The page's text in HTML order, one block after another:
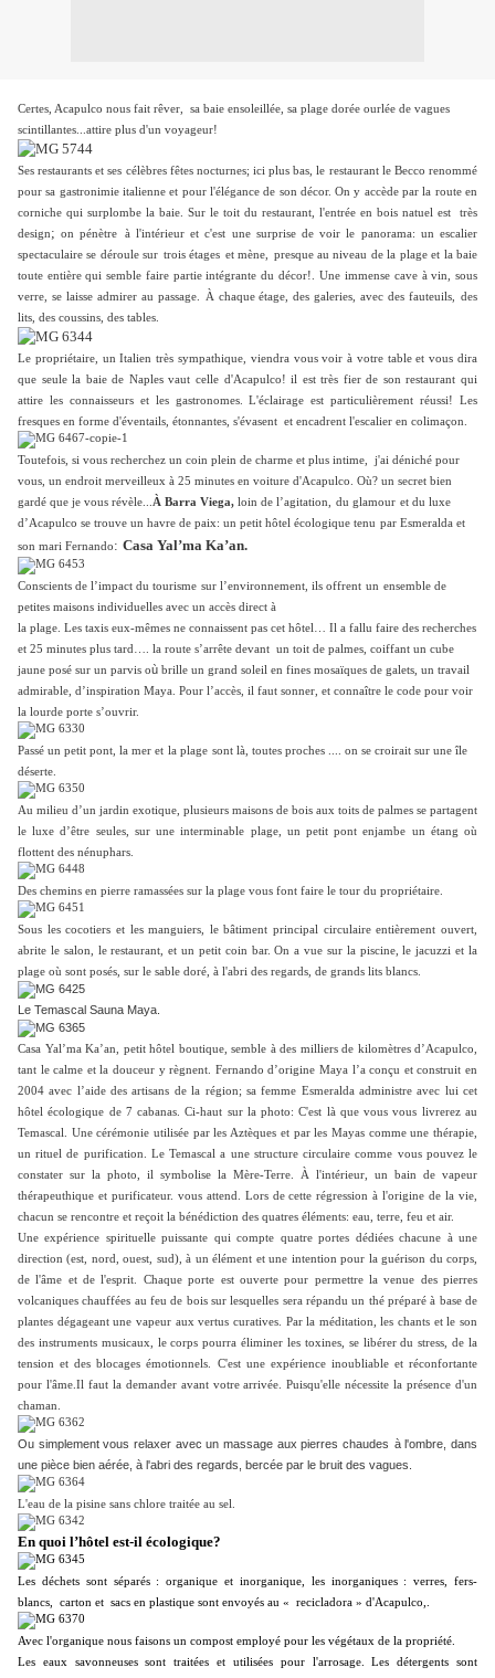
Certes, Acapulco nous fait rêver, sa baie ensoleillée, sa plage dorée ourlée de vagues
scintillantes...attire plus d'un voyageur!
Ses restaurants et ses célèbres fêtes nocturnes; ici plus bas, le restaurant le Becco renommé
pour sa gastronimie italienne et pour l'élégance de son décor. On y accède par la route en
corniche qui surplombe la baie.
Sur le toit du restaurant, l'entrée en bois natuel est
très
design;on pénètre
à l'intérieur et c'est une surprise de voir le panorama: un escalier
spectaculaire se déroule sur trois étages et mène,
presque au niveau de la plage et la baie
toute entière qui semble faire partie intégrante du décor!.
Une immense cave à vin, sous
verre, se laisse admirer au passage.
À chaque étage, des galeries, avec des fauteuils,
des
lits, des coussins, des tables.
Le propriétaire, un Italien très sympathique, viendra vous voir à votre table et vous dira
que seule la baie de Naples vaut celle d'Acapulco! il est très fier de son restaurant qui
attire les connaisseurs et les gastronomes. L'éclairage est particulièrement réussi! Les
fresques en forme d'éventails, étonnantes, s'évasent et encadrent l'escalier en colimaçon.
Toutefois, si vous recherchez un coin plein de charme et plus intime, j'ai déniché pour
vous, un endroit merveilleux à 25 minutes en voiture d'Acapulco. Où? un secret bien
gardé que je vous révèle... À Barra Viega, loin de l’agitation, du glamour et du luxe
d’Acapulco se trouve un havre de paix: un petit hôtel écologique tenu par Esmeralda et
son mari Fernando: Casa Yal’ma Ka’an.
Conscients de l’impact du tourisme sur l’environnement, ils offrent un ensemble de
petites maisons individuelles avec un accès direct à
la plage. Les taxis eux-mêmes ne connaissent pas cet hôtel… Il a fallu faire des recherches
et 25 minutes plus tard…. la route s’arrête devant un toit de palmes, coiffant un cube
jaune posé sur un parvis où brille un grand soleil en fines mosaïques de galets, un travail
admirable, d’inspiration Maya.
Pour l’accès, il faut sonner, et connaître le code pour voir
la lourde porte s’ouvrir.
Passé un petit pont, la mer et la plage sont là, toutes proches .... on se croirait sur une île
déserte.
Au milieu d’un jardin exotique, plusieurs maisons de bois aux toits de palmes se partagent
le luxe d’être seules, sur une interminable plage, un petit pont enjambe un étang où
flottent des nénuphars.
Des chemins en pierre ramassées sur la plage vous font faire le tour du propriétaire.
Sous les cocotiers et les manguiers, le bâtiment principal circulaire entièrement ouvert,
abrite le salon, le restaurant, et un petit coin bar. On a vue sur la piscine, le jacuzzi et la
plage où sont posés sur le sable doré, à l'abri des regards, de grands lits blancs.
Le Temascal Sauna Maya.
Casa Yal’ma Ka’an, petit hôtel boutique, semble à des milliers de kilomètres d’Acapulco,
tant le calme et la douceur y règnent. Fernando d’origine Maya l’a conçu et construit en
2004 avec l’aide des artisans de la région; sa femme Esmeralda administre avec lui cet
hôtel écologique de 7 cabanas. Ci-haut sur la photo: C'est là que vous vous livrerez au
Temascal
. Une cérémonie utilisée par les Aztèques et par les Mayas comme une thérapie,
un rituel de purification. Le Temascal a une structure circulaire comme vous pouvez le
constater sur la photo, il symbolise la Mère-Terre. À l'intérieur, un bain de vapeur
thérapeuthique et purificateur. vous attend. Lors de cette régression à l'origine de la vie,
chacun se rencontre et reçoit la bénédiction des quatres éléments: eau, terre, feu et air.
Une expérience spirituelle puissante qui compte quatre portes dédiées chacune à une
direction (est, nord, ouest, sud), à un élément et une intention pour la guérison du corps,
de l'âme et de l'esprit. Chaque porte est ouverte pour permettre la venue des pierres
volcaniques chauffées au feu de bois sur lesquelles sera répandu un thé préparé à base de
plantes dégageant une vapeur aux vertus curatives.
Par la méditation, les chants et le son
des instruments musicaux, le corps pourra éliminer les toxines, se libérer du stress, de la
tension et des blocages émotionnels. C'est une expérience inoubliable et réconfortante
pour l'âme.Il faut la demander avant votre arrivée. Puisqu'elle nécessite la présence d'un
chaman.
Ou simplement vous relaxer avec un massage aux pierres chaudes à l'ombre, dans
une pièce bien aérée, à l'abri des regards, bercée par le bruit des vagues.
L'eau de la pisine sans chlore traitée au sel.
En quoi l’hôtel est-il écologique?
Les déchets sont séparés : organique et inorganique, les inorganiques : verres, fers-
blancs, carton et sacs en plastique sont envoyés au « recicladora » d'Acapulco,.
Avec l'organique nous faisons un compost employé pour les végétaux de la propriété.
Les eaux savonneuses sont traitées et utilisées pour l'arrosage. Les détergents sont